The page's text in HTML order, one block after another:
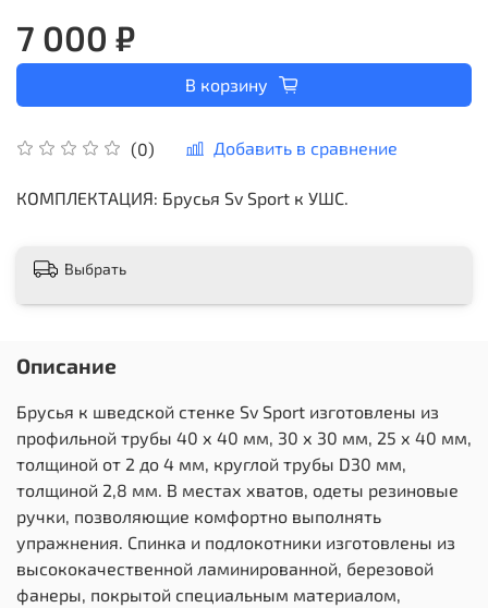
(0) Добавить в сравнение
7 000 ₽
В корзину
КОМПЛЕКТАЦИЯ: Брусья Sv Sport к УШС.
Выбрать
Описание
Брусья к шведской стенке Sv Sport изготовлены из
профильной трубы 40 х 40 мм, 30 х 30 мм, 25 х 40 мм,
толщиной от 2 до 4 мм, круглой трубы D30 мм,
толщиной 2,8 мм. В местах хватов, одеты резиновые
ручки, позволяющие комфортно выполнять
упражнения. Спинка и подлокотники изготовлены из
высококачественной ламинированной, березовой
фанеры, покрытой специальным материалом,